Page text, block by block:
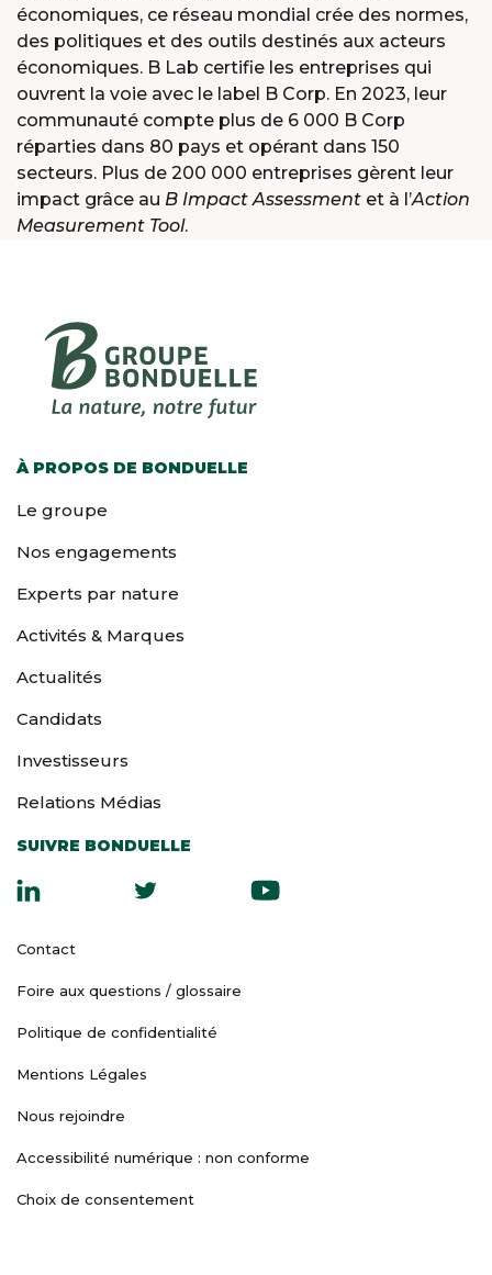
économiques, ce réseau mondial crée des normes,
des politiques et des outils destinés aux acteurs
économiques. B Lab certifie les entreprises qui
ouvrent la voie avec le label B Corp. En 2023, leur
communauté compte plus de 6 000 B Corp
réparties dans 80 pays et opérant dans 150
secteurs. Plus de 200 000 entreprises gèrent leur
impact grâce au B Impact Assessment et à l’Action
Measurement Tool.
À PROPOS DE BONDUELLE
Le groupe
Nos engagements
Experts par nature
Activités & Marques
Actualités
Candidats
Investisseurs
Relations Médias
SUIVRE BONDUELLE
Contact
Foire aux questions / glossaire
Politique de confidentialité
Mentions Légales
Nous rejoindre
Accessibilité numérique : non conforme
Choix de consentement